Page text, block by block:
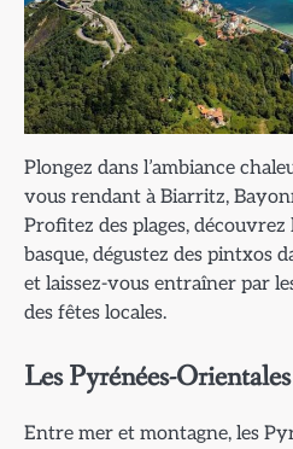
Plongez dans l’ambiance
vous rendant à Biarritz,
Profitez des plages,
basque, dégustez des pintxos
et laissez-vous entraîner par
des fêtes locales.
Les Pyrénées-Orientales
Entre mer et montagne, les